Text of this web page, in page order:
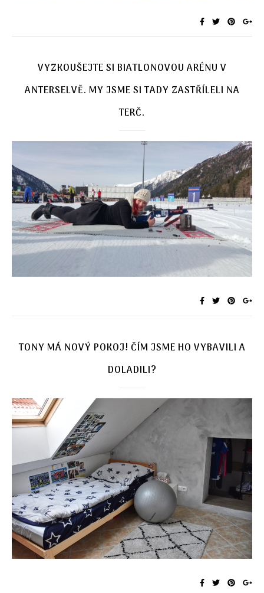
VYZKOUŠEJTE SI BIATLONOVOU ARÉNU V
ANTERSELVĚ. MY JSME SI TADY ZASTŘÍLELI NA
TERČ.
TONY MÁ NOVÝ POKOJ! ČÍM JSME HO VYBAVILI A
DOLADILI?